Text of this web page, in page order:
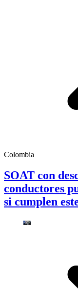
Colombia
SOAT con
conductores
si cumplen